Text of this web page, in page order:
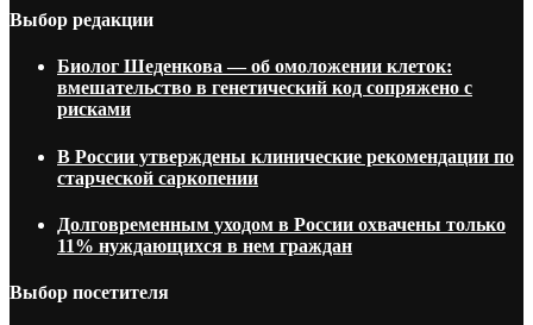
Выбор редакции
Биолог Шеденкова — об омоложении клеток:
вмешательство в генетический код сопряжено с
рисками
В России утверждены клинические рекомендации по
старческой саркопении
Долговременным уходом в России охвачены только
11% нуждающихся в нем граждан
Выбор посетителя